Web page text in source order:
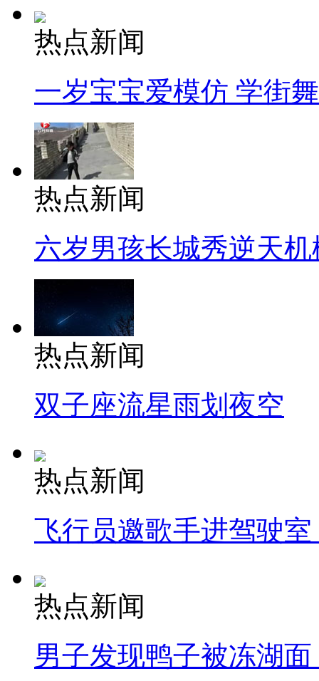
热点新闻
一岁宝宝爱模仿 学街
热点新闻
六岁男孩长城秀逆天机
热点新闻
双子座流星雨划夜空
热点新闻
飞行员邀歌手进驾驶
热点新闻
男子发现鸭子被冻湖